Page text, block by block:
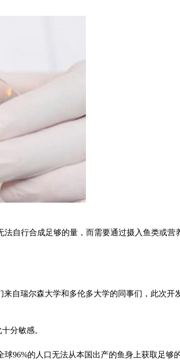
自行合成足够的量，而需要通过摄入鱼类或营
自瑞尔森大学和多伦多大学的同事们，此次开
分敏感。
96%的人口无法从本国出产的鱼身上获取足够